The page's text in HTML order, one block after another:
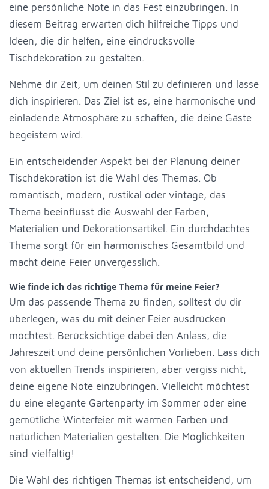
eine persönliche Note in das Fest einzubringen. In
diesem Beitrag erwarten dich hilfreiche Tipps und
Ideen, die dir helfen, eine eindrucksvolle
Tischdekoration zu gestalten.
Nehme dir Zeit, um deinen Stil zu definieren und lasse
dich inspirieren. Das Ziel ist es, eine harmonische und
einladende Atmosphäre zu schaffen, die deine Gäste
begeistern wird.
Ein entscheidender Aspekt bei der Planung deiner
Tischdekoration ist die Wahl des Themas. Ob
romantisch, modern, rustikal oder vintage, das
Thema beeinflusst die Auswahl der Farben,
Materialien und Dekorationsartikel. Ein durchdachtes
Thema sorgt für ein harmonisches Gesamtbild und
macht deine Feier unvergesslich.
Wie finde ich das richtige Thema für meine Feier?
Um das passende Thema zu finden, solltest du dir
überlegen, was du mit deiner Feier ausdrücken
möchtest. Berücksichtige dabei den Anlass, die
Jahreszeit und deine persönlichen Vorlieben. Lass dich
von aktuellen Trends inspirieren, aber vergiss nicht,
deine eigene Note einzubringen. Vielleicht möchtest
du eine elegante Gartenparty im Sommer oder eine
gemütliche Winterfeier mit warmen Farben und
natürlichen Materialien gestalten. Die Möglichkeiten
sind vielfältig!
Die Wahl des richtigen Themas ist entscheidend, um